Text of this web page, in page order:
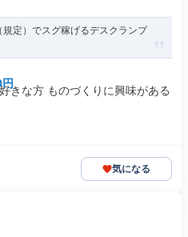
定）でスグ稼げるデスクランプ
きな方 ものづくりに興味がある
気になる